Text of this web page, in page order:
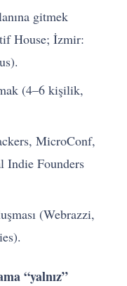
gitmek
House; İzmir:
(4–6 kişilik,
MicroConf,
Indie Founders
(Webrazzi,
“yalnız”